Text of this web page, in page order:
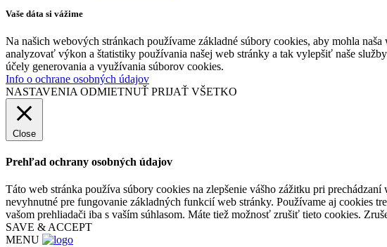
Vaše dáta si vážime
Na našich webových stránkach používame základné súbory cookies, aby mohla
analyzovať výkon a štatistiky používania našej web stránky a tak vylepšiť naše
účely generovania a využívania súborov cookies.
Info o ochrane osobných údajov
NASTAVENIA ODMIETNUŤ PRIJAŤ VŠETKO
Close
Prehľad ochrany osobných údajov
Táto web stránka používa súbory cookies na zlepšenie vášho zážitku pri
nevyhnutné pre fungovanie základných funkcií web stránky. Používame aj cookies
vašom prehliadači iba s vaším súhlasom. Máte tiež možnosť zrušiť tieto cookies.
SAVE & ACCEPT
MENU